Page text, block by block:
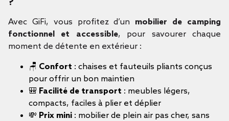
?
Avec GiFi, vous profitez d’un mobilier de camping
fonctionnel et accessible, pour savourer chaque
moment de détente en extérieur :
🪑 Confort : chaises et fauteuils pliants conçus
pour offrir un bon maintien
🎒 Facilité de transport : meubles légers,
compacts, faciles à plier et déplier
💸 Prix mini : mobilier de plein air pas cher, sans